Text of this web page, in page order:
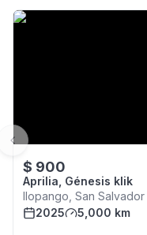
$ 900
Aprilia, Génesis klik
Ilopango, San Salvador
2025
5,000 km
Previous slide